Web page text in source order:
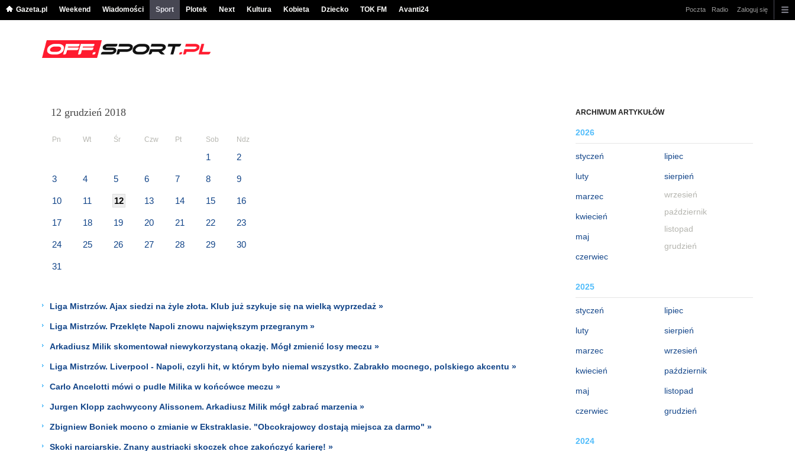
Gazeta.pl Weekend Wiadomości Sport Plotek Next Kultura Kobieta Dziecko TOK FM Avanti24 Poczta Radio Zaloguj się
ARCHIWUM ARTYKUŁÓW
2026
styczeń
luty
marzec
kwiecień
maj
czerwiec
lipiec
sierpień
wrzesień
październik
listopad
grudzień
2025
styczeń
luty
marzec
kwiecień
maj
czerwiec
lipiec
sierpień
wrzesień
październik
listopad
grudzień
2024
12 grudzień 2018
Pn Wt Śr Czw Pt Sob Ndz
1 2
3 4 5 6 7 8 9
10 11 12 13 14 15 16
17 18 19 20 21 22 23
24 25 26 27 28 29 30
31
Liga Mistrzów. Ajax siedzi na żyle złota. Klub już szykuje się na wielką wyprzedaż »
Liga Mistrzów. Przeklęte Napoli znowu największym przegranym »
Arkadiusz Milik skomentował niewykorzystaną okazję. Mógł zmienić losy meczu »
Liga Mistrzów. Liverpool - Napoli, czyli hit, w którym było niemal wszystko. Zabrakło mocnego, polskiego akcentu »
Carlo Ancelotti mówi o pudle Milika w końcówce meczu »
Jurgen Klopp zachwycony Alissonem. Arkadiusz Milik mógł zabrać marzenia »
Zbigniew Boniek mocno o zmianie w Ekstraklasie. "Obcokrajowcy dostają miejsca za darmo" »
Skoki narciarskie. Znany austriacki skoczek chce zakończyć karierę! »